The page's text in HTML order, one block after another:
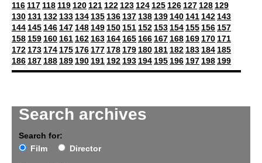
Search archives
Search for:
Film
Director
116 117 118 119 120 121 122 123 124 125 126 127 128 129
130 131 132 133 134 135 136 137 138 139 140 141 142 143
144 145 146 147 148 149 150 151 152 153 154 155 156 157
158 159 160 161 162 163 164 165 166 167 168 169 170 171
172 173 174 175 176 177 178 179 180 181 182 183 184 185
186 187 188 189 190 191 192 193 194 195 196 197 198 199